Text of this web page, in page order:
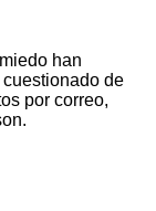
han
de
por correo,